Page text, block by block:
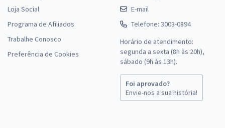
Loja Social
Programa de Afiliados
Trabalhe Conosco
Preferência de Cookies
E-mail
Telefone: 3003-0894
Horário de atendimento:
segunda a sexta (8h às 20h),
sábado (9h às 13h).
Foi aprovado?
Envie-nos a sua história!